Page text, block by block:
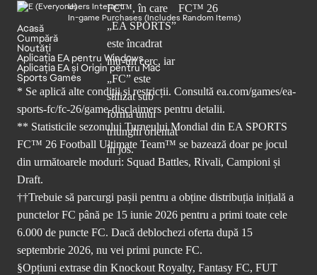
Users Interact
In-game Purchases (Includes Random Items)
Acasă
Cumpără
Noutăți
Aplicația EA pentru Windows
Aplicația EA și Origin pentru Mac
Sports Games
* Se aplică alte condiții și restricții. Consultă ea.com/games/ea-
sports-fc/fc-26/game-disclaimers pentru detalii.
** Statisticile sezonului Turneului Mondial din EA SPORTS
FC™ 26 Football Ultimate Team™ se bazează doar pe jocul
din următoarele moduri: Squad Battles, Rivali, Campioni și
Draft.
††Trebuie să parcurgi pașii pentru a obține distribuția inițială a
punctelor FC până pe 15 iunie 2026 pentru a primi toate cele
6.000 de puncte FC. Dacă deblochezi oferta după 15
septembrie 2026, nu vei primi puncte FC.
§Opțiuni extrase din Knockout Royalty, Fantasy FC, FUT